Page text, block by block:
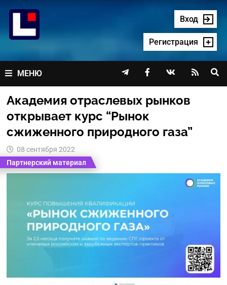
содержимому
Вход
Регистрация
МЕНЮ    
Академия отраслевых рынков
открывает курс “Рынок
сжиженного природного газа”
08 сентября 2022
Партнерский материал